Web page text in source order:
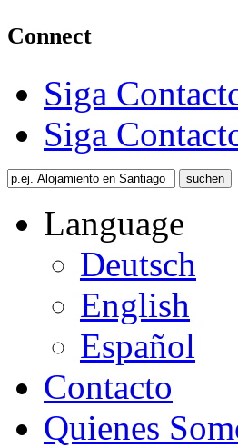
Connect
Siga
Siga
Language
Deutsch
English
Español
Contacto
Quienes